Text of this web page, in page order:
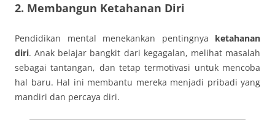
2. Membangun Ketahanan Diri
Pendidikan mental menekankan pentingnya ketahanan
diri. Anak belajar bangkit dari kegagalan, melihat masalah
sebagai tantangan, dan tetap termotivasi untuk mencoba
hal baru. Hal ini membantu mereka menjadi pribadi yang
mandiri dan percaya diri.